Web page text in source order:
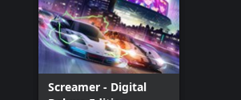
Screamer - Digital